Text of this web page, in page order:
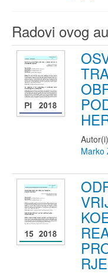
Radovi ovog
Marko